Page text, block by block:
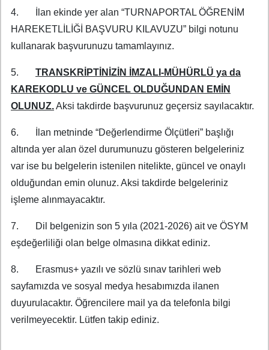
4. İlan ekinde yer alan “TURNAPORTAL ÖĞRENİM
HAREKETLİLİĞİ BAŞVURU KILAVUZU” bilgi notunu
kullanarak başvurunuzu tamamlayınız.
5. TRANSKRİPTİNİZİN İMZALI-MÜHÜRLÜ ya da
KAREKODLU ve GÜNCEL OLDUĞUNDAN EMİN
OLUNUZ.Aksi takdirde başvurunuz geçersiz sayılacaktır.
6. İlan metninde “Değerlendirme Ölçütleri” başlığı
altında yer alan özel durumunuzu gösteren belgeleriniz
var ise bu belgelerin istenilen nitelikte, güncel ve onaylı
olduğundan emin olunuz. Aksi takdirde belgeleriniz
işleme alınmayacaktır.
7. Dil belgenizin son 5 yıla (2021-2026) ait ve ÖSYM
eşdeğerliliği olan belge olmasına dikkat ediniz.
8. Erasmus+ yazılı ve sözlü sınav tarihleri web
sayfamızda ve sosyal medya hesabımızda ilanen
duyurulacaktır. Öğrencilere mail ya da telefonla bilgi
verilmeyecektir. Lütfen takip ediniz.